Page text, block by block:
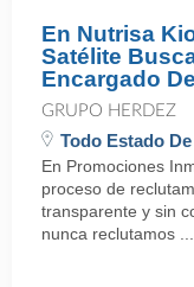
En Nutrisa
Satélite
Encargado
GRUPO HERDEZ
Todo Estado
En Promociones
proceso de
transparente y sin
nunca reclutamos ...